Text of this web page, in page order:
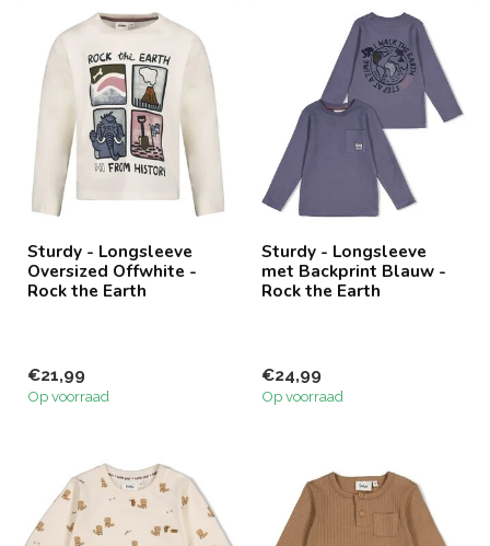
Sturdy - Longsleeve
Oversized Offwhite -
Rock the Earth
€21,99
Op voorraad
Sturdy - Longsleeve
met Backprint Blauw -
Rock the Earth
€24,99
Op voorraad